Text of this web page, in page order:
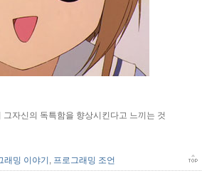
자신의 독특함을 향상시킨다고 느끼는 것
래밍 이야기 , 프로그래밍 조언